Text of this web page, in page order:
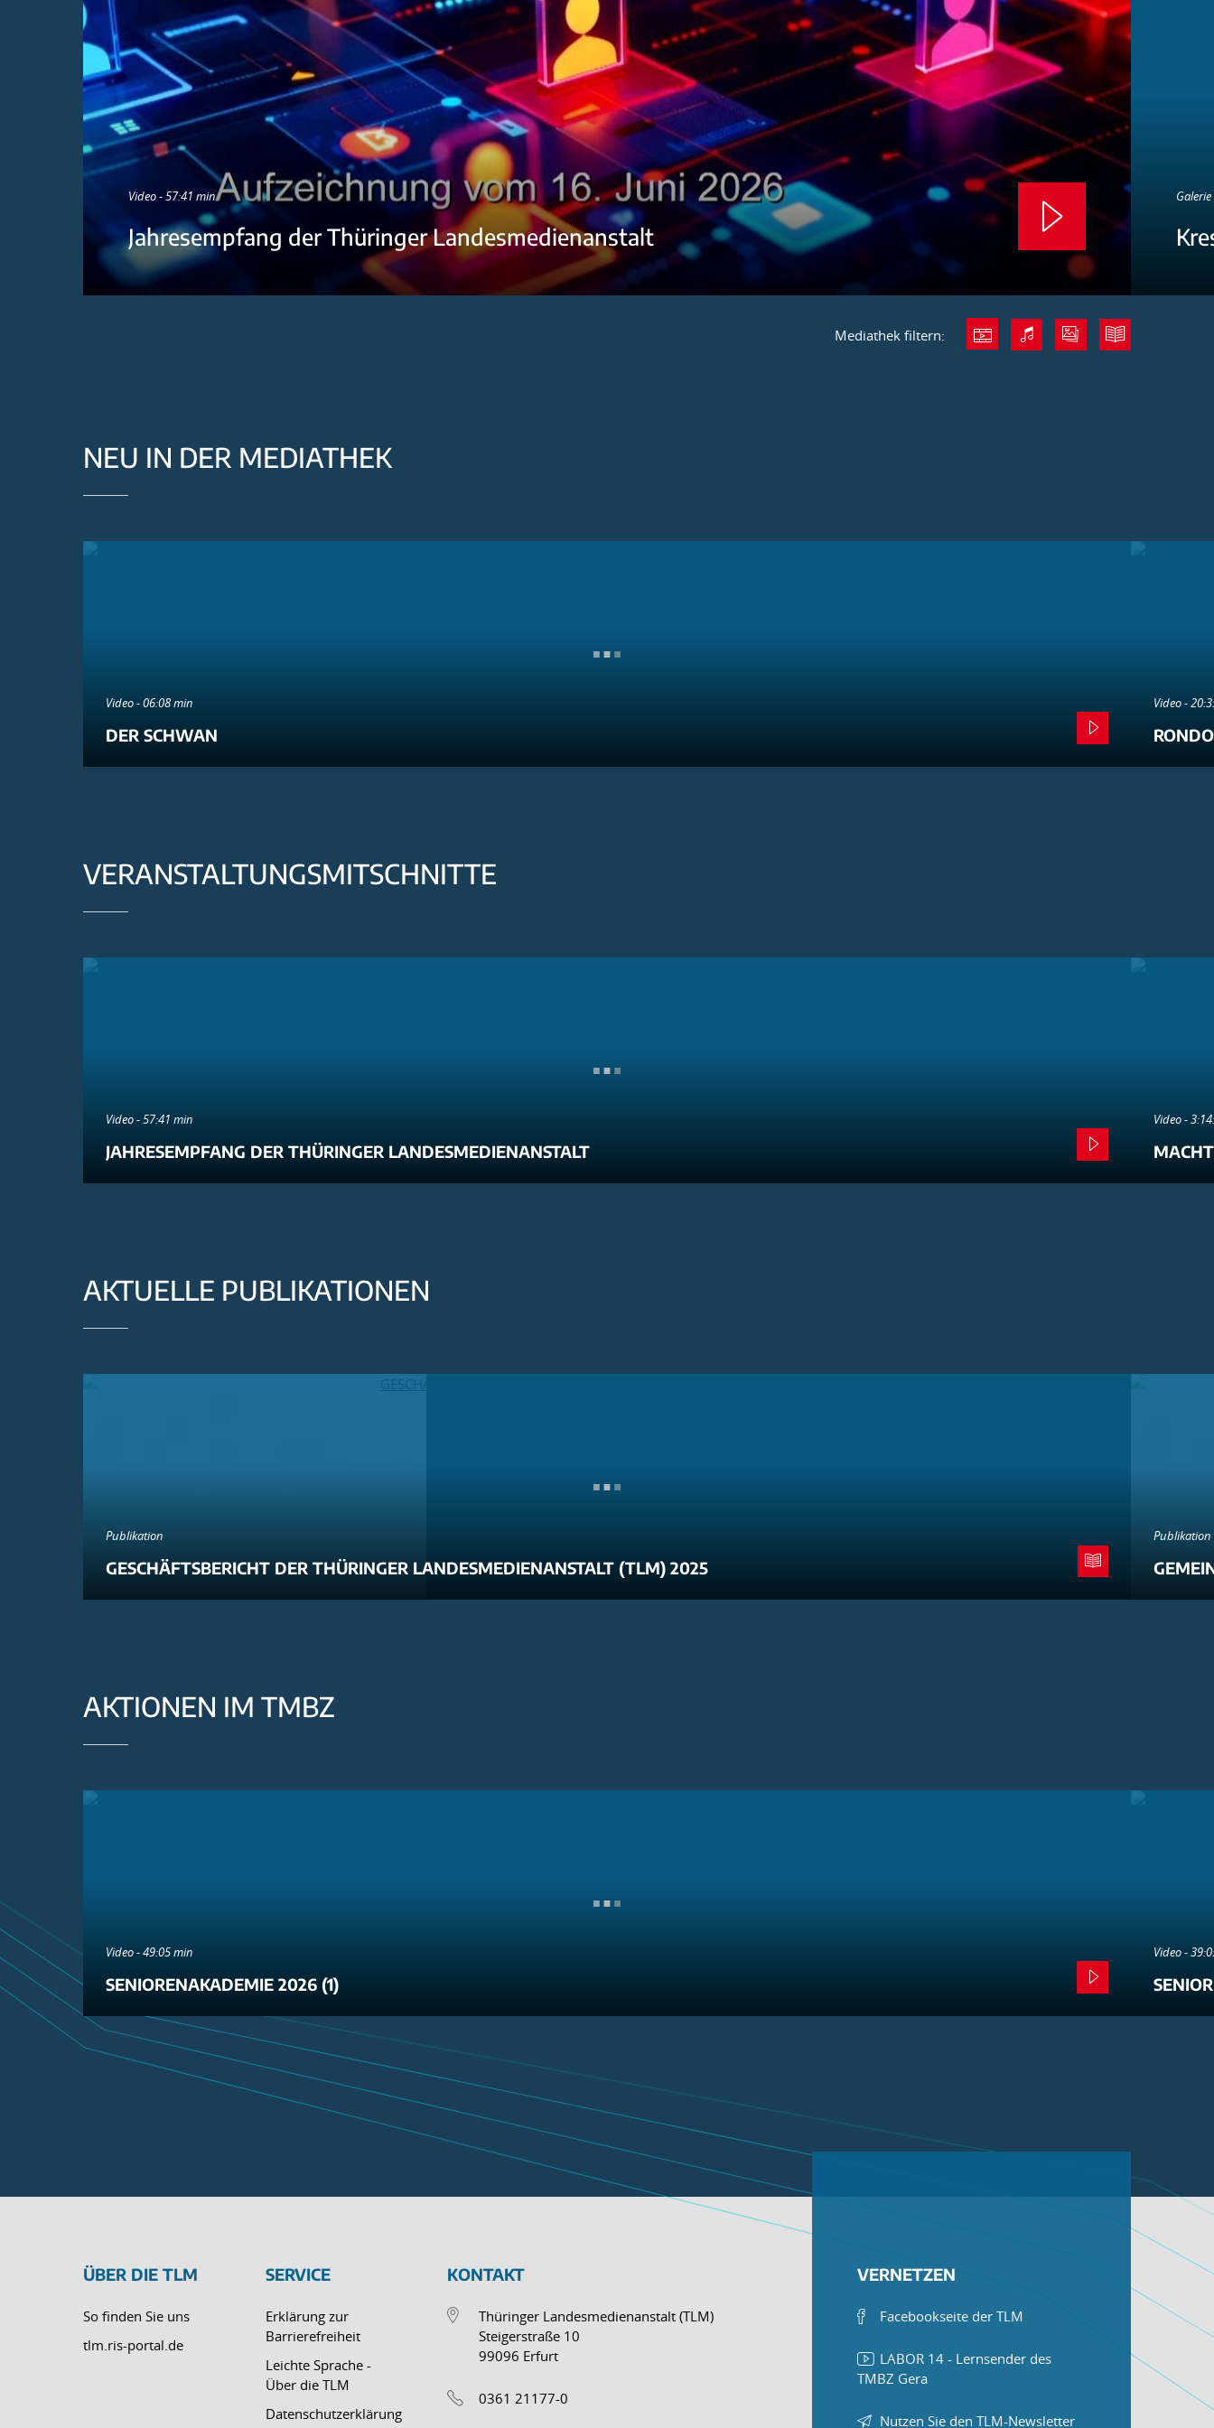
Video - 57:41 min
Jahresempfang der Thüringer Landesmedienanstalt
Mediathek filtern:
NEU IN DER MEDIATHEK
Video - 06:08 min
DER SCHWAN
Video -
VERANSTALTUNGSMITSCHNITTE
Video - 57:41 min
JAHRESEMPFANG DER THÜRINGER LANDESMEDIENANSTALT
Video -
AKTUELLE PUBLIKATIONEN
Publikation
GESCHÄFTSBERICHT DER THÜRINGER LANDESMEDIENANSTALT (TLM) 2025
Publikation
AKTIONEN IM TMBZ
Video - 49:05 min
SENIORENAKADEMIE 2026 (1)
Video -
ÜBER DIE TLM
So finden Sie uns
tlm.ris-portal.de
SERVICE
Erklärung zur
Barrierefreiheit
Leichte Sprache -
Über die TLM
Datenschutzerklärung
KONTAKT
Thüringer Landesmedienanstalt (TLM)
Steigerstraße 10
99096 Erfurt
0361 21177-0
VERNETZEN
Facebookseite der TLM
LABOR 14 - Lernsender des
TMBZ Gera
Nutzen Sie den TLM-Newsletter